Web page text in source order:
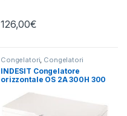
126,00€
Congelatori, Congelatori
Orizzontali, Indesit
INDESIT Congelatore
orizzontale OS 2A 300H 300